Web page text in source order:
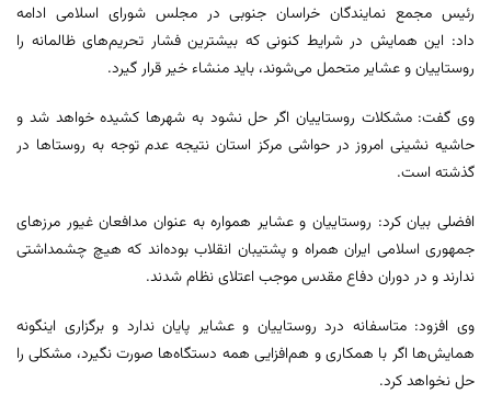
رئیس مجمع نمایندگان خراسان جنوبی در مجلس شورای اسلامی ادامه
داد: این همایش در شرایط کنونی که بیشترین فشار تحریم‌های ظالمانه را
روستاییان و عشایر متحمل می‌شوند، باید منشاء خیر قرار گیرد.
وی گفت: مشکلات روستاییان اگر حل نشود به شهرها کشیده خواهد شد و
حاشیه نشینی امروز در حواشی مرکز استان نتیجه عدم توجه به روستاها در
گذشته است.
افضلی بیان کرد: روستاییان و عشایر همواره به عنوان مدافعان غیور مرزهای
جمهوری اسلامی ایران همراه و پشتیبان انقلاب بوده‌اند که هیچ چشمداشتی
ندارند و در دوران دفاع مقدس موجب اعتلای نظام شدند.
وی افزود: متاسفانه درد روستاییان و عشایر پایان ندارد و برگزاری اینگونه
همایش‌ها اگر با همکاری و هم‌افزایی همه دستگاه‌ها صورت نگیرد، مشکلی را
حل نخواهد کرد.